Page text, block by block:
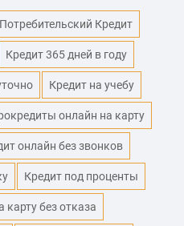
Потребительский Кредит
Кредит 365 дней в году
Кредит на учебу
онлайн на карту
онлайн без звонков
Кредит под проценты
карту без отказа